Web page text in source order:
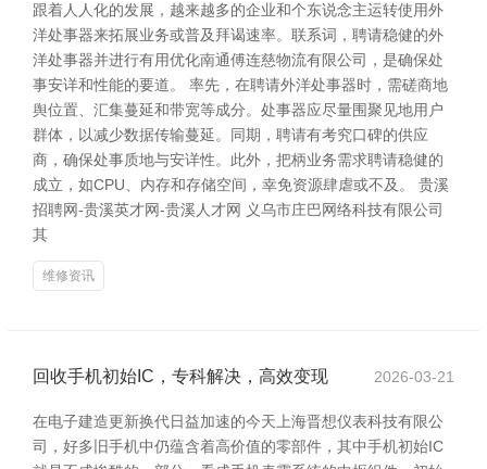
跟着人人化的发展，越来越多的企业和个东说念主运转使用外
洋处事器来拓展业务或普及拜谒速率。联系词，聘请稳健的外
洋处事器并进行有用优化南通傅连慈物流有限公司，是确保处
事安详和性能的要道。 率先，在聘请外洋处事器时，需磋商地
舆位置、汇集蔓延和带宽等成分。处事器应尽量围聚见地用户
群体，以减少数据传输蔓延。同期，聘请有考究口碑的供应
商，确保处事质地与安详性。此外，把柄业务需求聘请稳健的
成立，如CPU、内存和存储空间，幸免资源肆虐或不及。 贵溪
招聘网-贵溪英才网-贵溪人才网 义乌市庄巴网络科技有限公司
其
维修资讯
回收手机初始IC，专科解决，高效变现 2026-03-21
在电子建造更新换代日益加速的今天上海晋想仪表科技有限公
司，好多旧手机中仍蕴含着高价值的零部件，其中手机初始IC